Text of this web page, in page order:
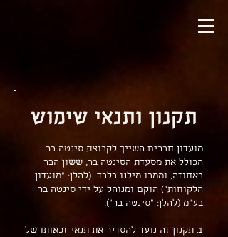
תקנון ותנאי שימוש
מועדון חברים השייך לקבוצת סינטה בר
הכולל את מסעדת הסינטה בר, ששון הבר
באחוזה, וממבו מילנו בלבד (להלן: "מועדון
הלקוחות") הוקם ומנוהל על ידי סינטה בר
בע"מ (להלן: ״סינטה בר״).
1. תקנון זה נועד להסדיר את תנאי זכאותו של